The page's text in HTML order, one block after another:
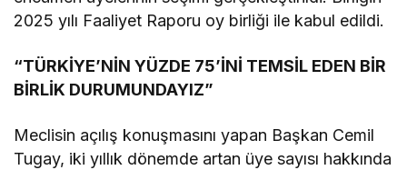
2025 yılı Faaliyet Raporu oy birliği ile kabul edildi.
“TÜRKİYE’NİN YÜZDE 75’İNİ TEMSİL EDEN BİR
BİRLİK DURUMUNDAYIZ”
Meclisin açılış konuşmasını yapan Başkan Cemil
Tugay, iki yıllık dönemde artan üye sayısı hakkında